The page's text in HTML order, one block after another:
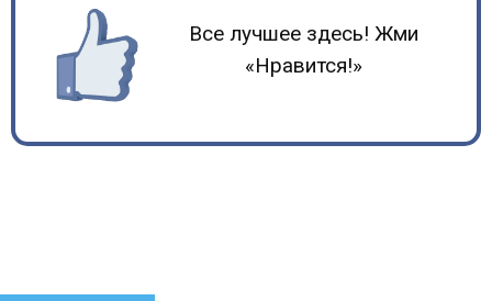
Все лучшее здесь! Жми
«Нравится!»